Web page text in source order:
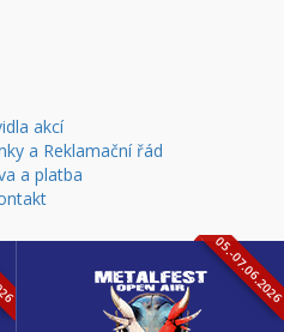
akcí
a Reklamační řád
a platba
05.-